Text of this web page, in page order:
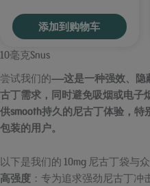
添加到购物车
10毫克Snus
尝试我们的——这是一种强效、隐
古丁需求，同时避免吸烟或电子
供smooth持久的尼古丁体验，
包装的用户。
以下是我们的 10mg 尼古丁袋与
高强度 ：专为追求强劲尼古丁冲